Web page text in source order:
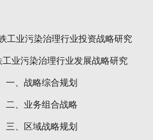
工业污染治理行业投资战略研究
工业污染治理行业发展战略研究
一、战略综合规划
二、业务组合战略
三、区域战略规划